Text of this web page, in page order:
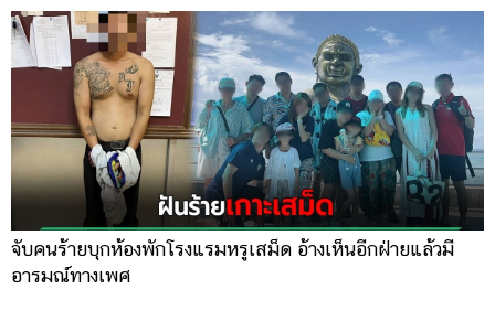
จับคนร้ายบุกห้องพักโรงแรมหรูเสม็ด อ้างเห็นอีกฝ่ายแล้วมี
อารมณ์ทางเพศ